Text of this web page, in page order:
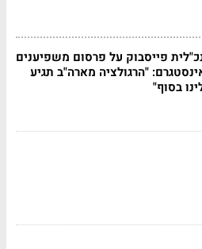
פייסבוק על פרסום משפיענים
"הרגולציה מארה"ב תגיע
בסוף"